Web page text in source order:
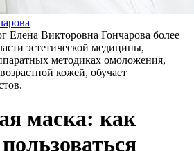
Елена Викторовна Гончарова более
эстетической медицины,
методиках омоложения,
кожей, обучает
маска: как